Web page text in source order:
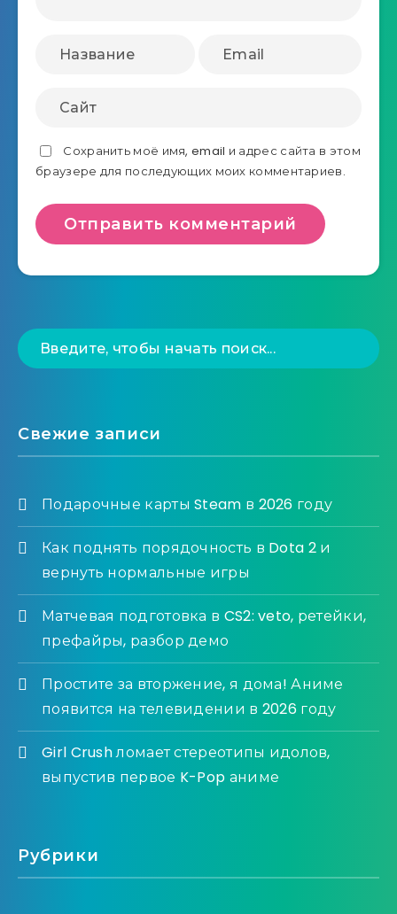
Сохранить моё имя, email и адрес сайта в этом
браузере для последующих моих комментариев.
Свежие записи
Подарочные карты Steam в 2026 году
Как поднять порядочность в Dota 2 и
вернуть нормальные игры
Матчевая подготовка в CS2: veto, ретейки,
префайры, разбор демо
Простите за вторжение, я дома! Аниме
появится на телевидении в 2026 году
Girl Crush ломает стереотипы идолов,
выпустив первое K-Pop аниме
Рубрики